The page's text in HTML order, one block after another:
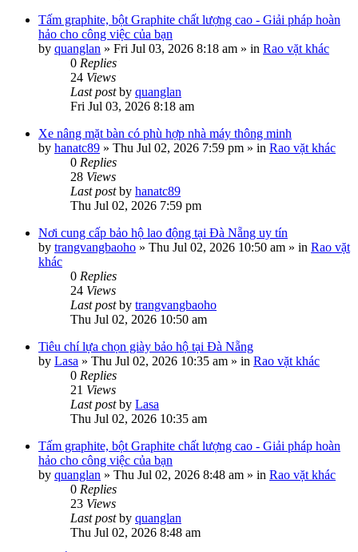
Tấm graphite, bột Graphite chất lượng cao - Giải pháp hoàn
hảo cho công việc của bạn
by quanglan » Fri Jul 03, 2026 8:18 am » in Rao vặt khác
0 Replies
24 Views
Last postby quanglan
Fri Jul 03, 2026 8:18 am
Xe nâng mặt bàn có phù hợp nhà máy thông minh
by hanatc89 » Thu Jul 02, 2026 7:59 pm » in Rao vặt khác
0 Replies
28 Views
Last postby hanatc89
Thu Jul 02, 2026 7:59 pm
Nơi cung cấp bảo hộ lao động tại Đà Nẵng uy tín
by trangvangbaoho » Thu Jul 02, 2026 10:50 am » in Rao vặt
khác
0 Replies
24 Views
Last postby trangvangbaoho
Thu Jul 02, 2026 10:50 am
Tiêu chí lựa chọn giày bảo hộ tại Đà Nẵng
by Lasa » Thu Jul 02, 2026 10:35 am » in Rao vặt khác
0 Replies
21 Views
Last postby Lasa
Thu Jul 02, 2026 10:35 am
Tấm graphite, bột Graphite chất lượng cao - Giải pháp hoàn
hảo cho công việc của bạn
by quanglan » Thu Jul 02, 2026 8:48 am » in Rao vặt khác
0 Replies
23 Views
Last postby quanglan
Thu Jul 02, 2026 8:48 am